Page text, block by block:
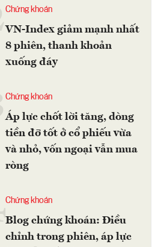
2Chứng khoán
VN-Index giảm mạnh nhất
8 phiên, thanh khoản
xuống đáy
Chứng khoán
Áp lực chốt lời tăng, dòng
tiền đỡ tốt ở cổ phiếu vừa
và nhỏ, vốn ngoại vẫn mua
ròng
4Chứng khoán
Blog chứng khoán: Điều
chỉnh trong phiên, áp lực